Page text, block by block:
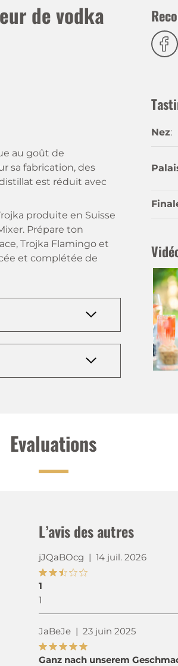
de vodka
au goût de
sa fabrication, des
est réduit avec
produite en Suisse
Prépare ton
Trojka Flamingo et
et complétée de
Nez:
Evaluations
L’avis des autres
jJQaBOcg | 14 juil. 2026
1
1
JaBeJe | 23 juin 2025
Ganz nach unserem